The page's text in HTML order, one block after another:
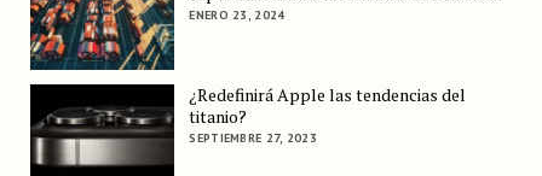
ENERO 23, 2024
¿Redefinirá Apple las tendencias del
titanio?
SEPTIEMBRE 27, 2023